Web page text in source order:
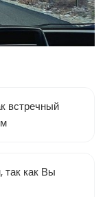
встречный
так как Вы